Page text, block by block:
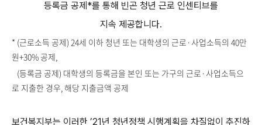
등록금 공제*를 통해 빈곤 청년 근로 인센티브를
지속 제공합니다.
* (근로소득 공제) 24세 이하 청년 또는 대학생의 근로·사업소득의 40만
원+30% 공제,
(등록금 공제) 대학생의 등록금을 본인 또는 가구의 근로·사업소득으
로 지출한 경우, 해당 지출금액 공제
보건복지부는 이러한 ’21년 청년정책 시행계획을 차질없이 추진하